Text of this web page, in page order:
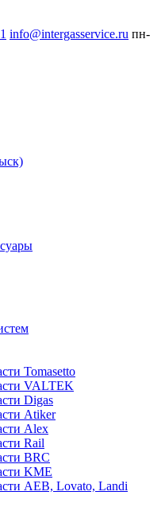
info@intergasservice.ru пн-
Tomasetto
VALTEK
Digas
Atiker
Alex
Rail
BRC
KME
AEB, Lovato, Landi